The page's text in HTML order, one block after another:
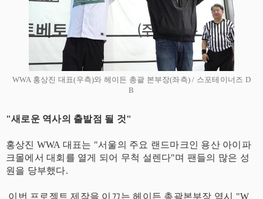
WWA 홍상진 대표(우측)와 헤이든 총괄 본부장(좌측) / 스포테이너즈 D
B
​"새로운 역사의 출발점 될 것"
​홍상진 WWA 대표는 "서울의 주요 랜드마크인 용산 아이파
크몰에서 대회를 열게 되어 무척 설렌다"며 팬들의 많은 성
원을 당부했다.
이번 프로젝트 제작을 이끄는 헤이든 총괄본부장 역시 "W